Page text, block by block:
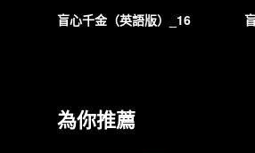
盲心千金（英語版）_16
為你推薦